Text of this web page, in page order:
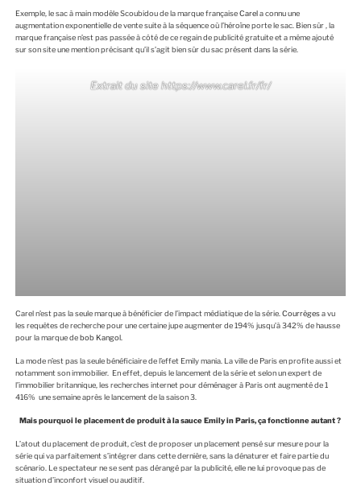
Exemple, le sac à main modèle Scoubidou de la marque françaiseCarel a connu une
augmentation exponentielle de vente suite à la séquence où l’héroïne porte le sac. Bien sûr , la
marque française n’est pas passée à côté de ce regain de publicité gratuite et a même ajouté
sur son site une mention précisant qu’il s’agit bien sûr du sac présent dans la série.
Extrait du site https://www.carel.fr/fr/
Carel n’est pas la seule marque à bénéficier de l’impact médiatique de la série. Courrègesa vu
les requêtes de recherche pour une certaine jupe augmenter de 194% jusqu’à 342% de hausse
pour la marque debob Kangol.
La mode n’est pas la seule bénéficiaire de l’effet Emily mania. La ville de Paris en profite aussi et
notamment son immobilier. En effet, depuis le lancement de la série et selon un expert de
l’immobilier britannique, les recherches internet pour déménager à Paris ont augmenté de 1
416% une semaine après le lancement de la saison 3.
Mais pourquoi le placement de produit à la sauce Emily in Paris, ça fonctionne autant ?
L’atout du placement de produit, c’est de proposer un placement pensé sur mesure pour la
série qui va parfaitement s’intégrer dans cette dernière, sans la dénaturer et faire partie du
scénario. Le spectateur ne se sent pas dérangé par la publicité, elle ne lui provoque pas de
situation d’inconfort visuel ou auditif.